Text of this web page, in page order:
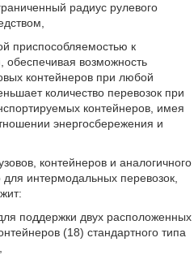
радиус рулевого
приспособляемостью к
обеспечивая возможность
контейнеров при любой
количество перевозок при
контейнеров, имея
энергосбережения и
контейнеров и аналогичного
интермодальных перевозок,
поддержки двух расположенных
(18) стандартного типа